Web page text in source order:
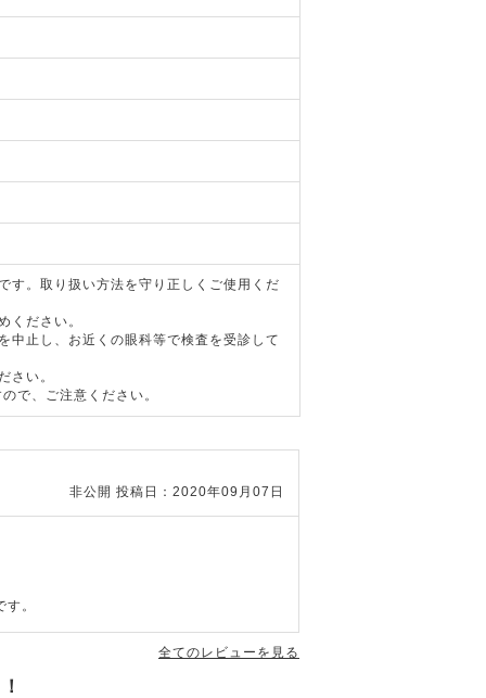
す。取り扱い方法を守り正しくご使用くだ
ください。
中止し、お近くの眼科等で検査を受診して
さい。
で、ご注意ください。
非公開 投稿日：2020年09月07日
。
全てのレビューを見る